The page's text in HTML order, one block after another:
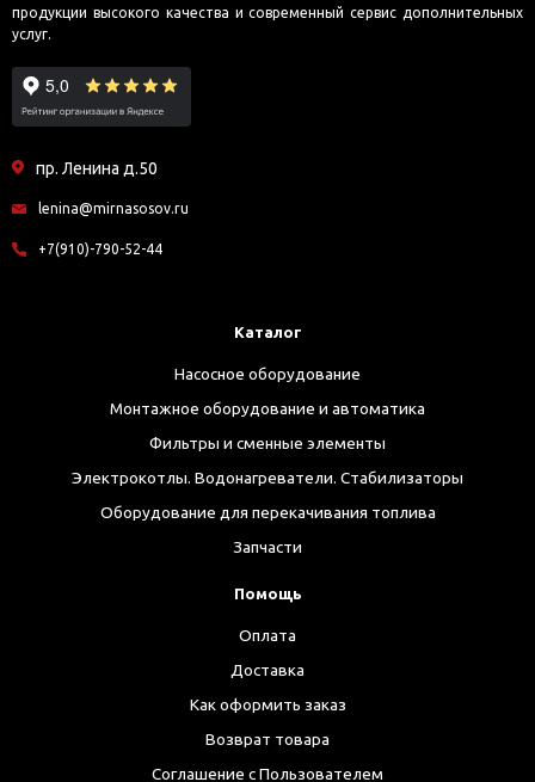
продукции высокого качества и современный сервис дополнительных
услуг.
пр. Ленина д.50
lenina@mirnasosov.ru
+7(910)-790-52-44
Каталог
Насосное оборудование
Монтажное оборудование и автоматика
Фильтры и сменные элементы
Электрокотлы. Водонагреватели. Стабилизаторы
Оборудование для перекачивания топлива
Запчасти
Помощь
Оплата
Доставка
Как оформить заказ
Возврат товара
Соглашение с Пользователем